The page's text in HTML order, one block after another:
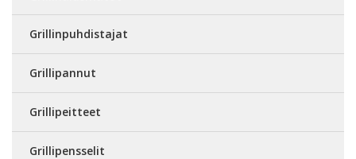
Grillinpuhdistajat
Grillipannut
Grillipeitteet
Grillipensselit